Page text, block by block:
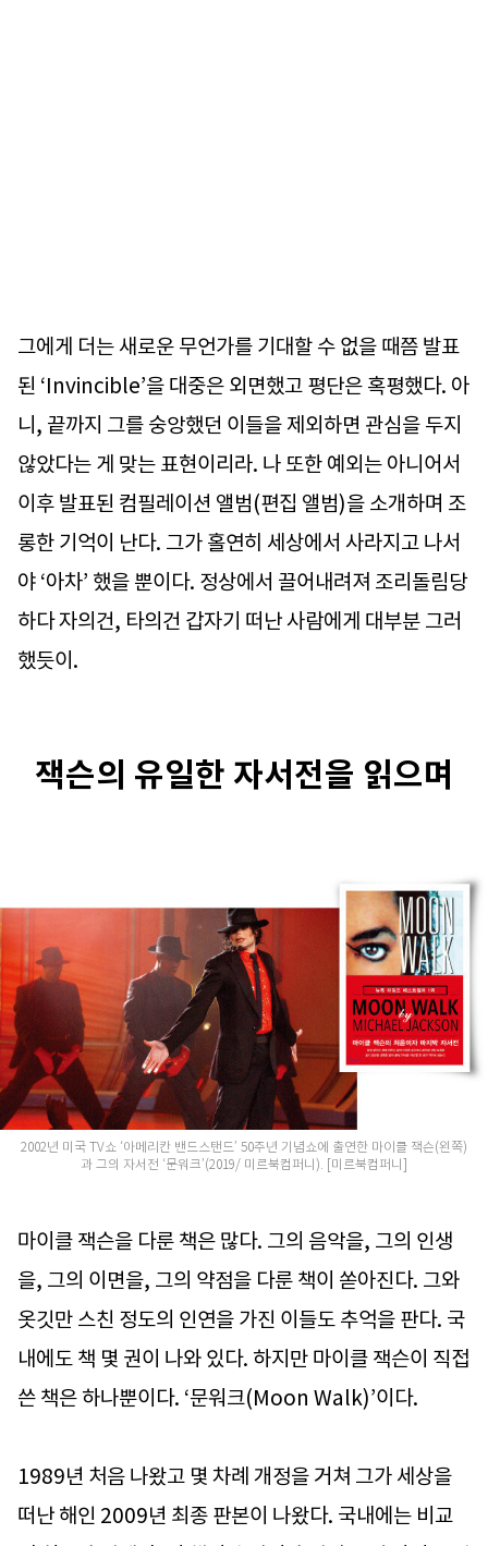
그에게 더는 새로운 무언가를 기대할 수 없을 때쯤 발표
된 ‘Invincible’을 대중은 외면했고 평단은 혹평했다. 아
니, 끝까지 그를 숭앙했던 이들을 제외하면 관심을 두지
않았다는 게 맞는 표현이리라. 나 또한 예외는 아니어서
이후 발표된 컴필레이션 앨범(편집 앨범)을 소개하며 조
롱한 기억이 난다. 그가 홀연히 세상에서 사라지고 나서
야 ‘아차’ 했을 뿐이다. 정상에서 끌어내려져 조리돌림당
하다 자의건, 타의건 갑자기 떠난 사람에게 대부분 그러
했듯이.
잭슨의 유일한 자서전을 읽으며
2002년 미국 TV쇼 ‘아메리칸 밴드스탠드’ 50주년 기념쇼에 출연한 마이클 잭슨(왼쪽)
과 그의 자서전 ‘문워크’(2019/ 미르북컴퍼니). [미르북컴퍼니]
마이클 잭슨을 다룬 책은 많다. 그의 음악을, 그의 인생
을, 그의 이면을, 그의 약점을 다룬 책이 쏟아진다. 그와
옷깃만 스친 정도의 인연을 가진 이들도 추억을 판다. 국
내에도 책 몇 권이 나와 있다. 하지만 마이클 잭슨이 직접
쓴 책은 하나뿐이다. ‘문워크(Moon Walk)’이다.
1989년 처음 나왔고 몇 차례 개정을 거쳐 그가 세상을
떠난 해인 2009년 최종 판본이 나왔다. 국내에는 비교